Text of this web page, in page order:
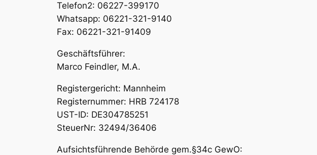
Telefon2: 06227-399170
Whatsapp: 06221-321-9140
Fax: 06221-321-91409
Geschäftsführer:
Marco Feindler, M.A.
Registergericht: Mannheim
Registernummer: HRB 724178
UST-ID: DE304785251
SteuerNr: 32494/36406
Aufsichtsführende Behörde gem.§34c GewO: